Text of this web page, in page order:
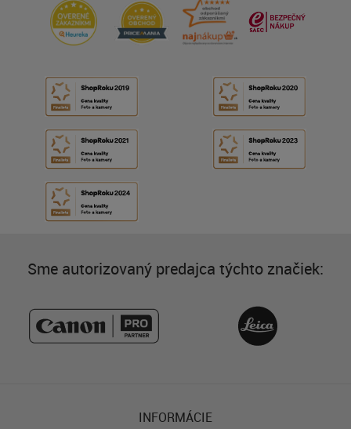
Sme autorizovaný predajca týchto značiek:
INFORMÁCIE